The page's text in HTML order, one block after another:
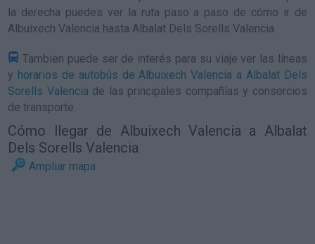
la derecha puedes ver la ruta paso a paso de cómo ir de
Albuixech Valencia hasta Albalat Dels Sorells Valencia.
Tambien puede ser de interés para su viaje ver las líneas
y horarios de autobús de Albuixech Valencia a Albalat Dels
Sorells Valencia de las principales compañías y consorcios
de transporte.
Cómo llegar de Albuixech Valencia a Albalat
Dels Sorells Valencia
Ampliar mapa